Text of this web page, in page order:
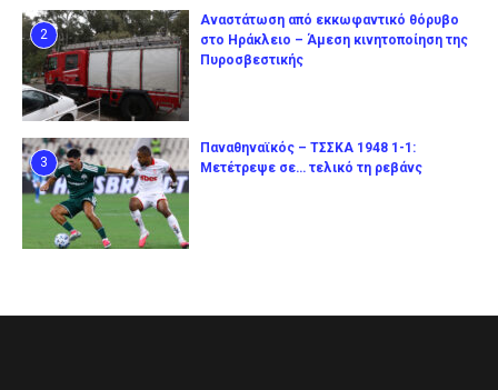
2
Αναστάτωση από εκκωφαντικό θόρυβο
στο Ηράκλειο – Άμεση κινητοποίηση της
Πυροσβεστικής
3
Παναθηναϊκός – ΤΣΣΚΑ 1948 1-1:
Μετέτρεψε σε… τελικό τη ρεβάνς